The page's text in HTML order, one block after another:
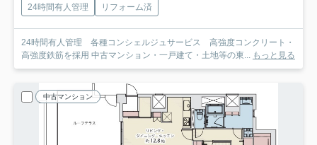
24時間有人管理
リフォーム済
24時間有人管理 各種コンシェルジュサービス 高強度コンクリート・
高強度鉄筋を採用 中古マンション・一戸建て・土地等の東... もっと見る
中古マンション